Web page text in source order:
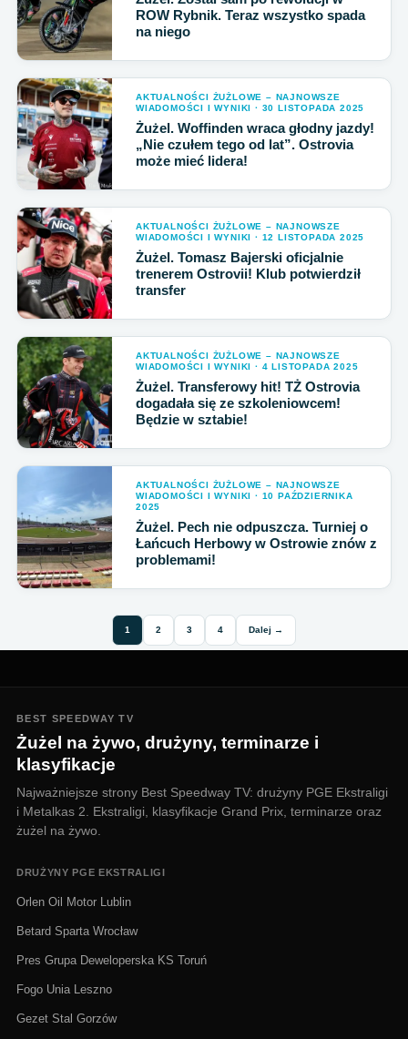
ROW Rybnik. Teraz wszystko spada
na niego
AKTUALNOŚCI ŻUŻLOWE – NAJNOWSZE
WIADOMOŚCI I WYNIKI · 30 LISTOPADA 2025
Żużel. Woffinden wraca głodny jazdy!
„Nie czułem tego od lat”. Ostrovia
może mieć lidera!
AKTUALNOŚCI ŻUŻLOWE – NAJNOWSZE
WIADOMOŚCI I WYNIKI · 12 LISTOPADA 2025
Żużel. Tomasz Bajerski oficjalnie
trenerem Ostrovii! Klub potwierdził
transfer
AKTUALNOŚCI ŻUŻLOWE – NAJNOWSZE
WIADOMOŚCI I WYNIKI · 4 LISTOPADA 2025
Żużel. Transferowy hit! TŻ Ostrovia
dogadała się ze szkoleniowcem!
Będzie w sztabie!
AKTUALNOŚCI ŻUŻLOWE – NAJNOWSZE
WIADOMOŚCI I WYNIKI · 10 PAŹDZIERNIKA
2025
Żużel. Pech nie odpuszcza. Turniej o
Łańcuch Herbowy w Ostrowie znów z
problemami!
1 2 3 4 Dalej →
BEST SPEEDWAY TV
Żużel na żywo, drużyny, terminarze i
klasyfikacje
Najważniejsze strony Best Speedway TV: drużyny PGE Ekstraligi
i Metalkas 2. Ekstraligi, klasyfikacje Grand Prix, terminarze oraz
żużel na żywo.
DRUŻYNY PGE EKSTRALIGI
Orlen Oil Motor Lublin
Betard Sparta Wrocław
Pres Grupa Deweloperska KS Toruń
Fogo Unia Leszno
Gezet Stal Gorzów